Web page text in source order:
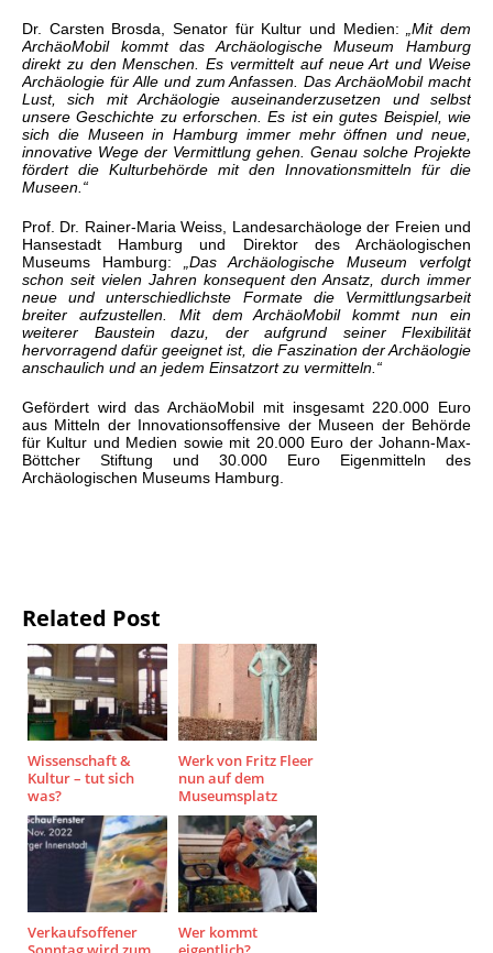
Dr. Carsten Brosda, Senator für Kultur und Medien:
„Mit dem
ArchäoMobil kommt das Archäologische Museum Hamburg
direkt zu den Menschen. Es vermittelt auf neue Art und Weise
Archäologie für Alle und zum Anfassen. Das ArchäoMobil macht
Lust, sich mit Archäologie auseinanderzusetzen und selbst
unsere Geschichte zu erforschen. Es ist ein gutes Beispiel, wie
sich die Museen in Hamburg immer mehr öffnen und neue,
innovative Wege der Vermittlung gehen. Genau solche Projekte
fördert die Kulturbehörde mit den Innovationsmitteln für die
Museen.“
Prof. Dr. Rainer-Maria Weiss, Landesarchäologe der Freien und
Hansestadt Hamburg und Direktor des Archäologischen
Museums Hamburg:
„Das Archäologische Museum verfolgt
schon seit vielen Jahren konsequent den Ansatz, durch immer
neue und unterschiedlichste Formate die Vermittlungsarbeit
breiter aufzustellen. Mit dem ArchäoMobil kommt nun ein
weiterer Baustein dazu, der aufgrund seiner Flexibilität
hervorragend dafür geeignet ist, die Faszination der Archäologie
anschaulich und an jedem Einsatzort zu vermitteln.“
Gefördert wird das ArchäoMobil mit insgesamt 220.000 Euro
aus Mitteln der Innovationsoffensive der Museen der Behörde
für Kultur und Medien sowie mit 20.000 Euro der Johann-Max-
Böttcher Stiftung und 30.000 Euro Eigenmitteln des
Archäologischen Museums Hamburg.
Related Post
Wissenschaft &
Kultur – tut sich
was?
Werk von Fritz Fleer
nun auf dem
Museumsplatz
Verkaufsoffener
Wer kommt